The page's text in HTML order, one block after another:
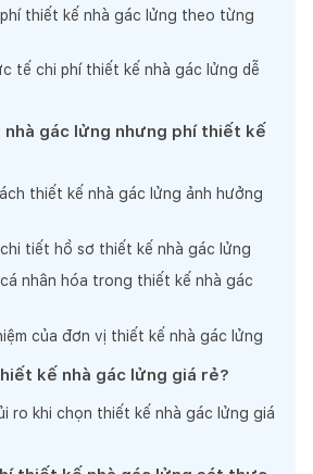
thiết kế nhà gác lửng theo từng
tế chi phí thiết kế nhà gác lửng dễ
nhà gác lửng nhưng phí thiết kế
thiết kế nhà gác lửng ảnh hưởng
tiết hồ sơ thiết kế nhà gác lửng
nhân hóa trong thiết kế nhà gác
của đơn vị thiết kế nhà gác lửng
kế nhà gác lửng giá rẻ?
ro khi chọn thiết kế nhà gác lửng giá